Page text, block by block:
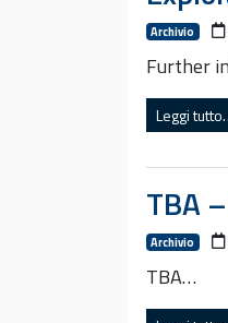
Archivio
Further
Leggi
TBA
Archivio
TBA…